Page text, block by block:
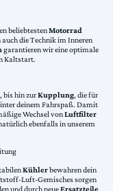
beliebtestenMotorrad
die Technik im Inneren
garantieren wir eine optimale
Kaltstart.
bis hin zurKupplung, die für
deinem Fahrspaß. Damit
Wechsel vonLuftfilter
ebenfalls in unserem
Kühlerbewahren dein
Luft-Gemisches sorgen
und durch neueErsatzteile